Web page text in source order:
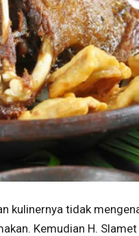
kulinernya tidak
Kemudian H.